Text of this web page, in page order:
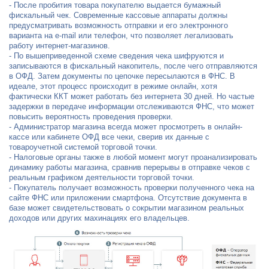
После пробития товара покупателю выдается бумажный
фискальный чек. Современные кассовые аппараты должны
предусматривать возможность отправки и его электронного
варианта на e-mail или телефон, что позволяет легализовать
работу интернет-магазинов.
По вышеприведенной схеме сведения чека шифруются и
записываются в фискальный накопитель, после чего отправляются
в ОФД. Затем документы по цепочке пересылаются в ФНС. В
идеале, этот процесс происходит в режиме онлайн, хотя
фактически ККТ может работать без интернета 30 дней. Но частые
задержки в передаче информации отслеживаются ФНС, что может
повысить вероятность проведения проверки.
Администратор магазина всегда может просмотреть в онлайн-
кассе или кабинете ОФД все чеки, сверив их данные с
товароучетной системой торговой точки.
Налоговые органы также в любой момент могут проанализировать
динамику работы магазина, сравнив перерывы в отправке чеков с
реальным графиком деятельности торговой точки.
Покупатель получает возможность проверки полученного чека на
сайте ФНС или приложении смартфона. Отсутствие документа в
базе может свидетельствовать о сокрытии магазином реальных
доходов или других махинациях его владельцев.